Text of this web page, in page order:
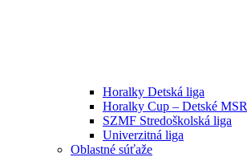
Horalky Detská liga
Horalky Cup – Detské MSR
SZMF Stredoškolská liga
Univerzitná liga
Oblastné súťaže